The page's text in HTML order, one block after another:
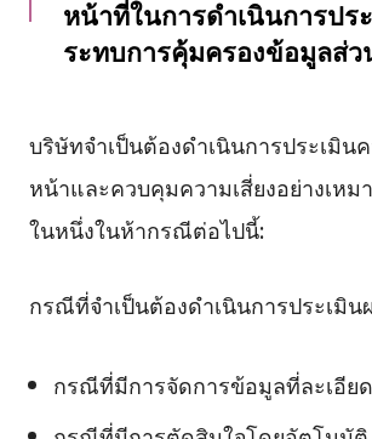
หน้าที่ในการดำเนินการปร
ระทบการคุ้มครองข้อมูลส่
บริษัทจำเป็นต้องดำเนินการประเมิน
หน้าและควบคุมความเสี่ยงอย่างเหม
ในหนึ่งในห้ากรณีต่อไปนี้:
กรณีที่จำเป็นต้องดำเนินการประเมิ
กรณีที่มีการจัดการข้อมูลที่ละเอีย